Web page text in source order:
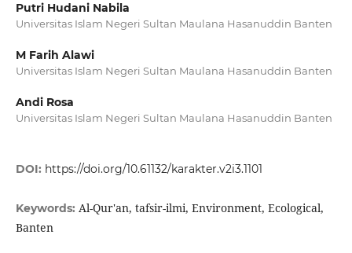
Putri Hudani Nabila
Universitas Islam Negeri Sultan Maulana Hasanuddin Banten
M Farih Alawi
Universitas Islam Negeri Sultan Maulana Hasanuddin Banten
Andi Rosa
Universitas Islam Negeri Sultan Maulana Hasanuddin Banten
DOI: https://doi.org/10.61132/karakter.v2i3.1101
Keywords: Al-Qur'an, tafsir-ilmi, Environment, Ecological,
Banten